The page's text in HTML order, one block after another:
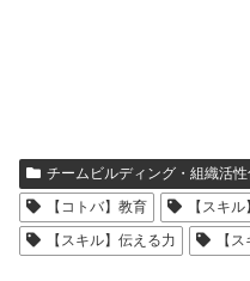
チームビルディング・組織活性
【コトバ】教育
【スキ
【スキル】伝える力
【